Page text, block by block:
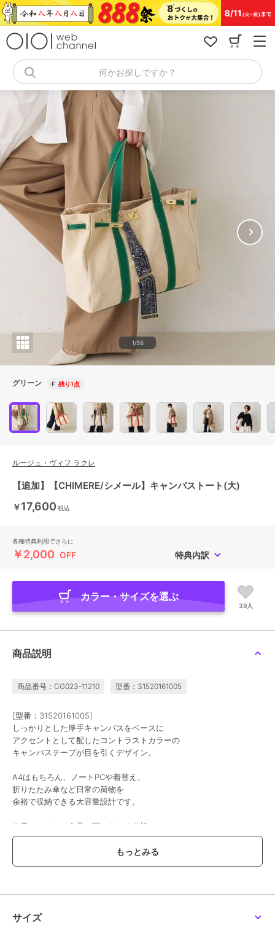
コ
ン
キ
何かお探しですか？
1/56
グリーン F 残り1点
ルージュ・ヴィフ ラクレ
【追加】【CHIMERE/シメール】キャンバストート(大)
￥17,600 税込
各種特典利用でさらに
￥2,000 OFF 特典内訳
カラー・サイズを選ぶ
39人
商品説明
商品番号：CG023-11210 型番：31520161005
[型番：31520161005]
しっかりとした厚手キャンバスをベースに
アクセントとして配したコントラストカラーの
キャンバステープが目を引くデザイン。
A4はもちろん、ノートPCや着替え、
折りたたみ傘など日常の荷物を
余裕で収納できる大容量設計です。
口元はベルトと金具で閉じられる仕様。
底鋲付きで自立性があり、バッグ内部には
仕切りポケットを配して整理しやすく仕立てました。
ワードローブに長く寄り添う一品です。
サイズ